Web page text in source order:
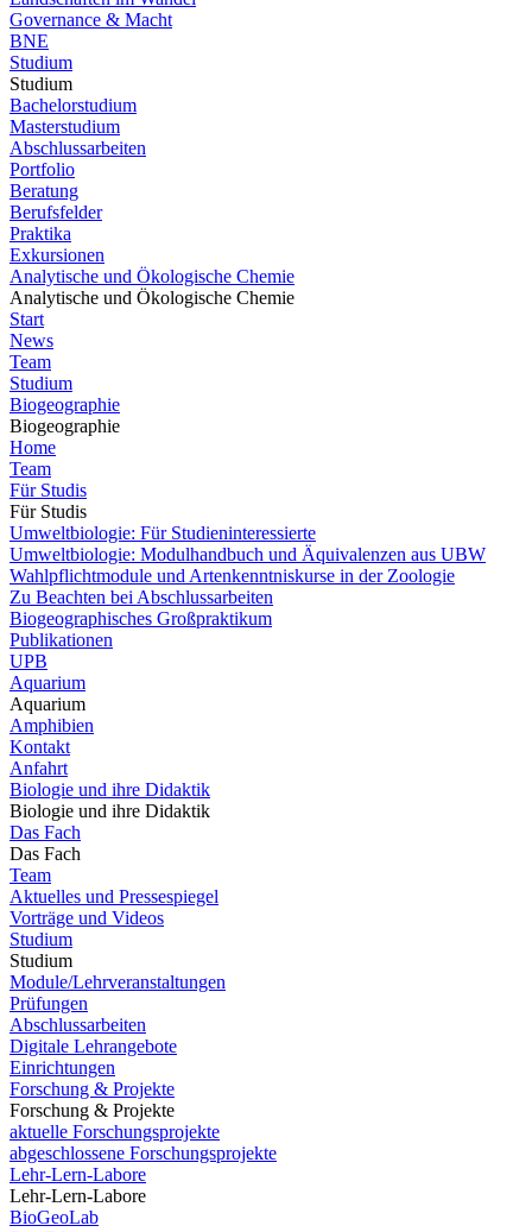
Governance & Macht
BNE
Studium
Studium
Bachelorstudium
Masterstudium
Abschlussarbeiten
Portfolio
Beratung
Berufsfelder
Praktika
Exkursionen
Analytische und Ökologische Chemie
Analytische und Ökologische Chemie
Start
News
Team
Studium
Biogeographie
Biogeographie
Home
Team
Für Studis
Für Studis
Umweltbiologie: Für Studieninteressierte
Umweltbiologie: Modulhandbuch und Äquivalenzen aus UBW
Wahlpflichtmodule und Artenkenntniskurse in der Zoologie
Zu Beachten bei Abschlussarbeiten
Biogeographisches Großpraktikum
Publikationen
UPB
Aquarium
Aquarium
Amphibien
Kontakt
Anfahrt
Biologie und ihre Didaktik
Biologie und ihre Didaktik
Das Fach
Das Fach
Team
Aktuelles und Pressespiegel
Vorträge und Videos
Studium
Studium
Module/Lehrveranstaltungen
Prüfungen
Abschlussarbeiten
Digitale Lehrangebote
Einrichtungen
Forschung & Projekte
Forschung & Projekte
aktuelle Forschungsprojekte
abgeschlossene Forschungsprojekte
Lehr-Lern-Labore
Lehr-Lern-Labore
BioGeoLab